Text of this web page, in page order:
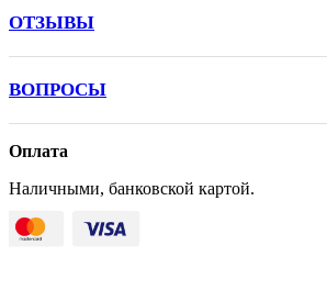
ОТЗЫВЫ
ВОПРОСЫ
Оплата
Наличными, банковской картой.